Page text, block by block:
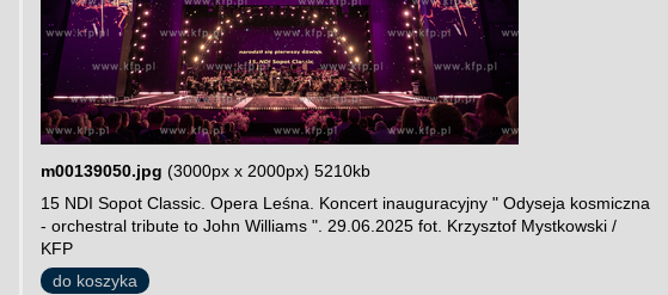
m00139050.jpg (3000px x 2000px) 5210kb
15 NDI Sopot Classic. Opera Leśna. Koncert inauguracyjny " Odyseja kosmiczna
- orchestral tribute to John Williams ". 29.06.2025 fot. Krzysztof Mystkowski /
KFP
do koszyka